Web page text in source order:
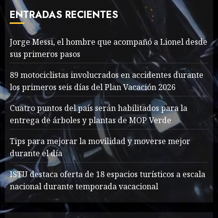
7
cave rescue
MAYO 14, 2024 1005
1
Jorge Messi, el hombre
que acompañó a Lionel
desde sus primeros pasos
AGOSTO 8, 2026 53
2
Searching for the
forgotten heroes of World
War Two
MAYO 14, 2024 866
ENTRADAS RECIENTES
Jorge Messi, el hombre que acompañó a Lionel desde
sus primeros pasos
89 motociclistas involucrados en accidentes durante
los primeros seis días del Plan Vacación 2026
Cuatro puntos del país serán habilitados para la
entrega de árboles y plantas de MOP Verde
Tips para mejorar la movilidad y moverse mejor
durante el día
ISTU destaca oferta de 18 espacios turísticos a escala
nacional durante temporada vacacional